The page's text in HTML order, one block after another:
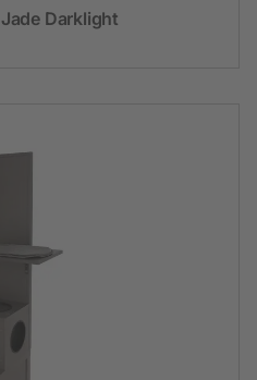
Darklight